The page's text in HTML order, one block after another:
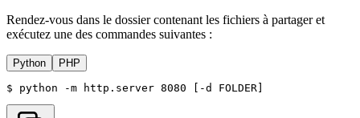
Rendez-vous dans le dossier contenant les fichiers à partager et
exécutez une des commandes suivantes :
Python PHP
$ python -m http.server 8080 -d FOLDER